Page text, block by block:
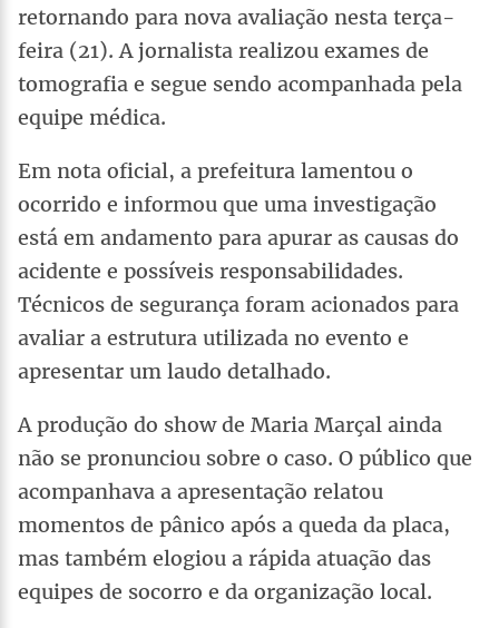
retornando para nova avaliação nesta terça-
feira (21). A jornalista realizou exames de
tomografia e segue sendo acompanhada pela
equipe médica.
Em nota oficial, a prefeitura lamentou o
ocorrido e informou que uma investigação
está em andamento para apurar as causas do
acidente e possíveis responsabilidades.
Técnicos de segurança foram acionados para
avaliar a estrutura utilizada no evento e
apresentar um laudo detalhado.
A produção do show de Maria Marçal ainda
não se pronunciou sobre o caso. O público que
acompanhava a apresentação relatou
momentos de pânico após a queda da placa,
mas também elogiou a rápida atuação das
equipes de socorro e da organização local.